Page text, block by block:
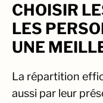
CHOISIR
LES
UNE
La répartition
aussi par leur